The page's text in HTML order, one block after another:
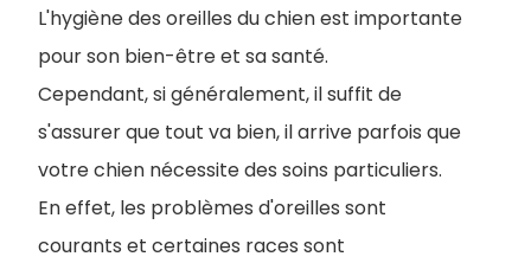
L'hygiène des oreilles du chien est importante
pour son bien-être et sa santé.
Cependant, si généralement, il suffit de
s'assurer que tout va bien, il arrive parfois que
votre chien nécessite des soins particuliers.
En effet, les problèmes d'oreilles sont
courants et certaines races sont